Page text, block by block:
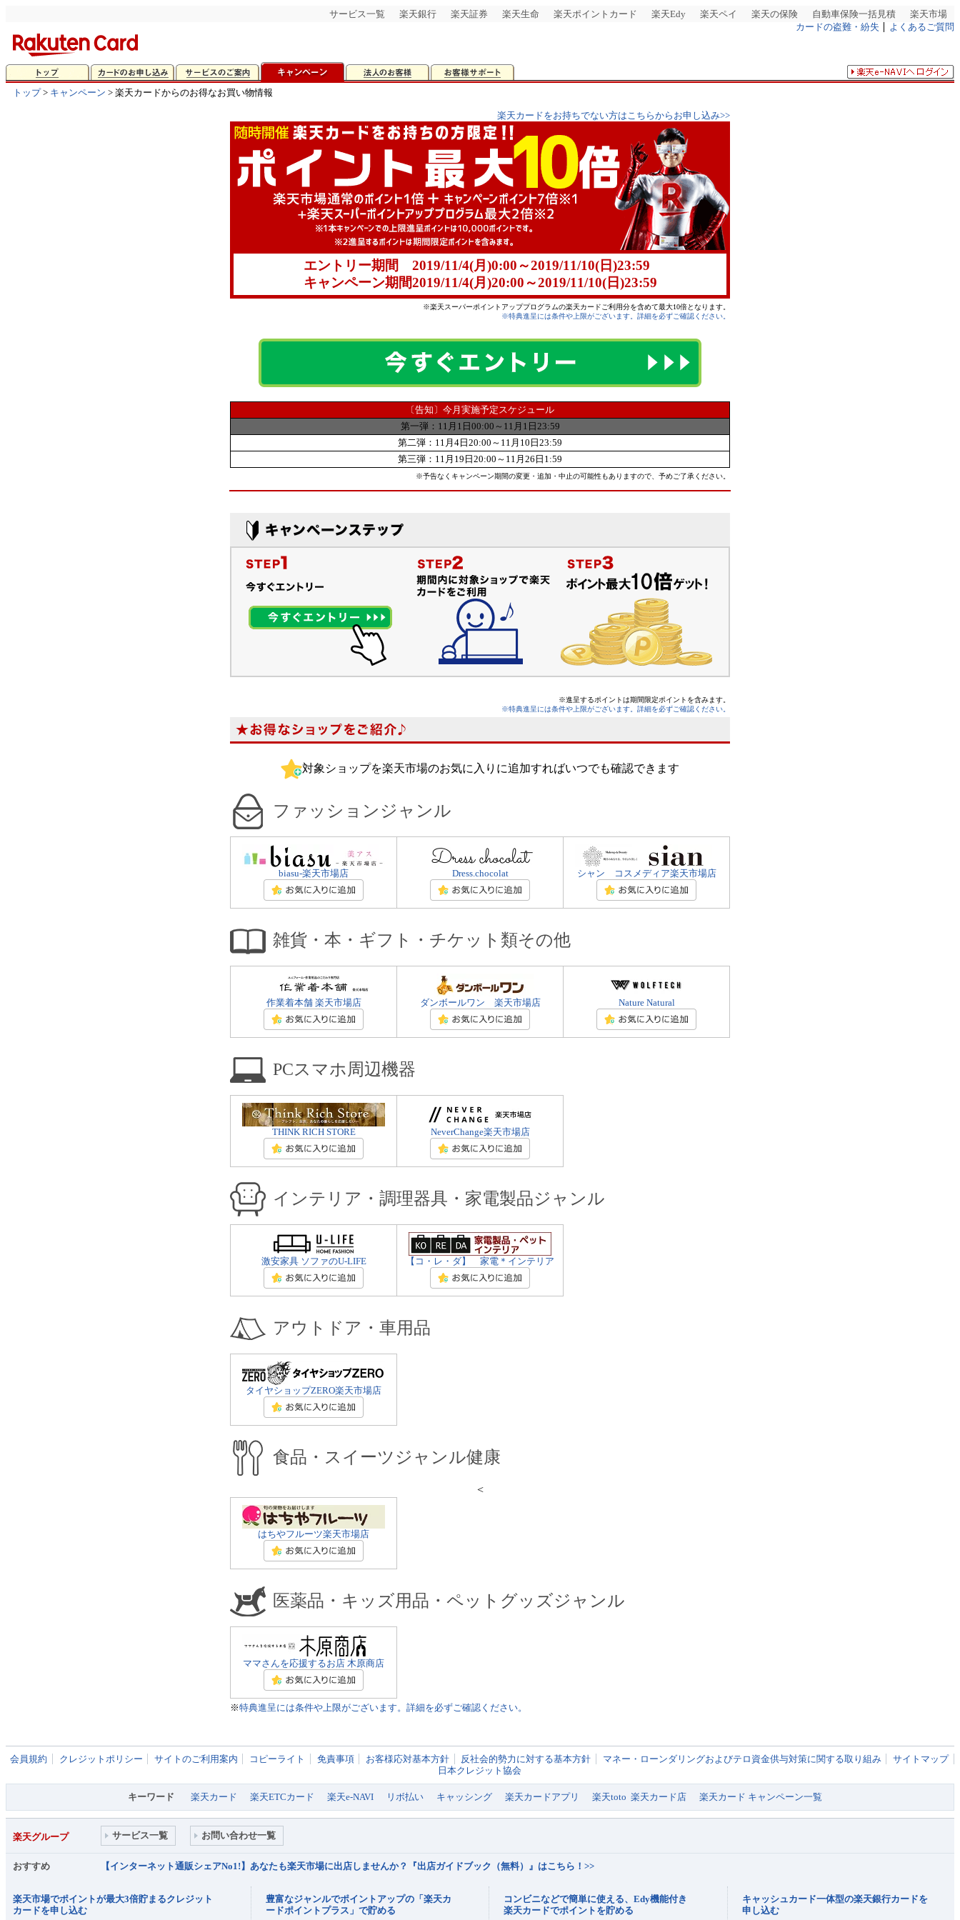
サービス一覧 楽天銀行 楽天証券 楽天生命 楽天ポイントカード 楽天Edy 楽天ペイ 楽天の保険 自動車保険一括見積
楽天市場
カードの盗難・紛失
よくあるご質問
トップ> キャンペーン > 楽天カードからのお得なお買い物情報
楽天カードをお持ちでない方はこちらからお申し込み>>
エントリー期間 2019/11/4(月)0:00～2019/11/10(日)23:59
キャンペーン期間2019/11/4(月)20:00～2019/11/10(日)23:59
※楽天スーパーポイントアッププログラムの楽天カードご利用分を含めて最大10倍となります。
※特典進呈には条件や上限がございます。詳細を必ずご確認ください。
〔告知〕今月実施予定スケジュール
第一弾：11月1日00:00～11月1日23:59
第二弾：11月4日20:00～11月10日23:59
第三弾：11月19日20:00～11月26日1:59
※予告なくキャンペーン期間の変更・追加・中止の可能性もありますので、予めご了承ください。
※進呈するポイントは期間限定ポイントを含みます。
※特典進呈には条件や上限がございます。詳細を必ずご確認ください。
対象ショップを楽天市場のお気に入りに追加すればいつでも確認できます
ファッションジャンル
biasu-楽天市場店 Dress.chocolat シャン コスメディア楽天市場店
雑貨・本・ギフト・チケット類その他
作業着本舗 楽天市場店 ダンボールワン 楽天市場店 Nature Natural
PCスマホ周辺機器
THINK RICH STORE NeverChange楽天市場店
インテリア・調理器具・家電製品ジャンル
激安家具 ソファのU-LIFE 【コ・レ・ダ】 家電＊インテリア
アウトドア・車用品
タイヤショップZERO楽天市場店
食品・スイーツジャンル健康
<
はちやフルーツ楽天市場店
医薬品・キッズ用品・ペットグッズジャンル
ママさんを応援するお店 木原商店
※特典進呈には条件や上限がございます。詳細を必ずご確認ください。
会員規約 クレジットポリシー サイトのご利用案内 コピーライト 免責事項 お客様応対基本方針 反社会的勢力に対する基本方針 マネー・ローンダリングおよびテロ資金供与対策に関する取り組み
サイトマップ
日本クレジット協会
キーワード 楽天カード 楽天ETCカード 楽天e-NAVI リボ払い キャッシング 楽天カードアプリ 楽天toto 楽天カード店 楽天カード キャンペーン一覧
楽天グループ サービス一覧 お問い合わせ一覧
おすすめ 【インターネット通販シェアNo1!】あなたも楽天市場に出店しませんか？『出店ガイドブック（無料）』はこちら！>>
楽天市場でポイントが最大3倍貯まるクレジット
カードを申し込む
豊富なジャンルでポイントアップの「楽天カ
ードポイントプラス」で貯める
コンビニなどで簡単に使える、Edy機能付き
楽天カードでポイントを貯める
キャッシュカード一体型の楽天銀行カードを
申し込む